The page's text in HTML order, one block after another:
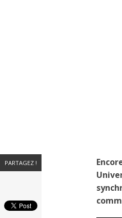
PARTAGEZ !